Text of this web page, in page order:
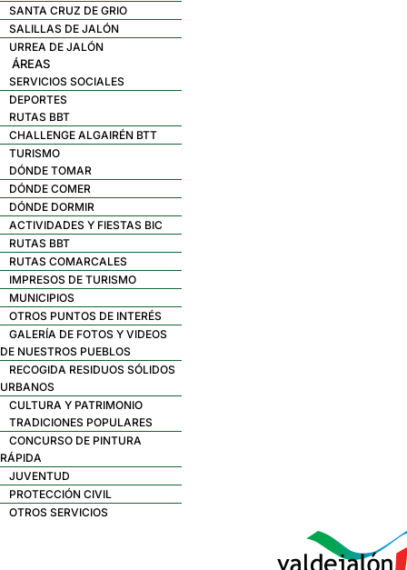
SANTA CRUZ DE GRIO
SALILLAS DE JALÓN
URREA DE JALÓN
ÁREAS
SERVICIOS SOCIALES
DEPORTES
RUTAS BBT
CHALLENGE ALGAIRÉN BTT
TURISMO
DÓNDE TOMAR
DÓNDE COMER
DÓNDE DORMIR
ACTIVIDADES Y FIESTAS BIC
RUTAS BBT
RUTAS COMARCALES
IMPRESOS DE TURISMO
MUNICIPIOS
OTROS PUNTOS DE INTERÉS
GALERÍA DE FOTOS Y VIDEOS
DE NUESTROS PUEBLOS
RECOGIDA RESIDUOS SÓLIDOS
URBANOS
CULTURA Y PATRIMONIO
TRADICIONES POPULARES
CONCURSO DE PINTURA
RÁPIDA
JUVENTUD
PROTECCIÓN CIVIL
OTROS SERVICIOS